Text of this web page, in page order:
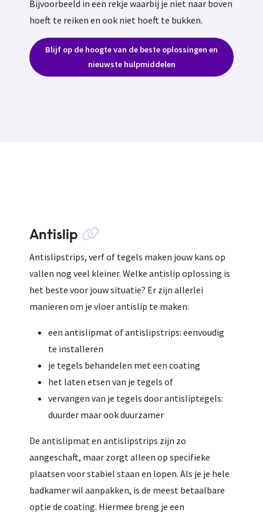
Bijvoorbeeld in een rekje waarbij je niet naar boven
hoeft te reiken en ook niet hoeft te bukken.
Blijf op de hoogte van de beste oplossingen en
nieuwste hulpmiddelen
Antislip
Antislipstrips, verf of tegels maken jouw kans op
vallen nog veel kleiner. Welke antislip oplossing is
het beste voor jouw situatie? Er zijn allerlei
manieren om je vloer antislip te maken:
een antislipmat of antislipstrips: eenvoudig
te installeren
je tegels behandelen met een coating
het laten etsen van je tegels of
vervangen van je tegels door antisliptegels:
duurder maar ook duurzamer
De antislipmat en antislipstrips zijn zo
aangeschaft, maar zorgt alleen op specifieke
plaatsen voor stabiel staan en lopen. Als je je hele
badkamer wil aanpakken, is de meest betaalbare
optie de coating. Hiermee breng je een